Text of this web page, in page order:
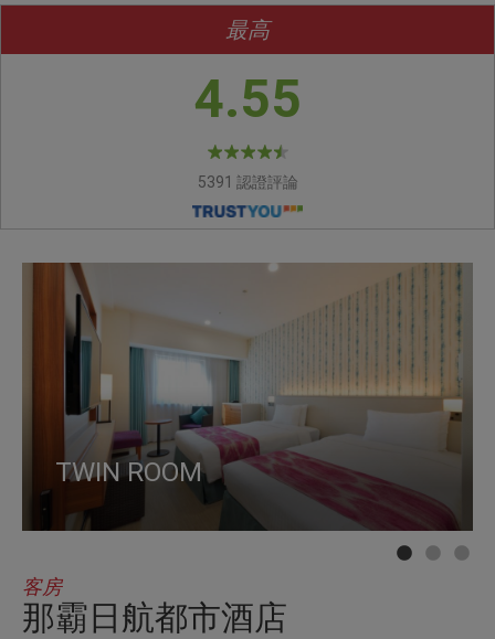
最高
4.55
5391 認證評論
TWIN ROOM
J PREMIUM TWIN
SINGLE ROOM
客房
那霸日航都市酒店